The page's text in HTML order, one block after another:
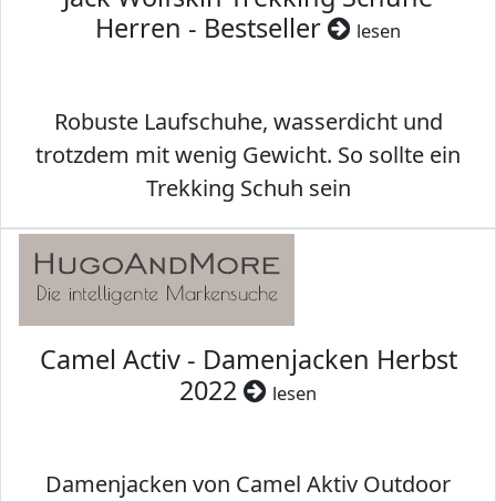
Herren - Bestseller
lesen
Robuste Laufschuhe, wasserdicht und
trotzdem mit wenig Gewicht. So sollte ein
Trekking Schuh sein
Camel Activ - Damenjacken Herbst
2022
lesen
Damenjacken von Camel Aktiv Outdoor